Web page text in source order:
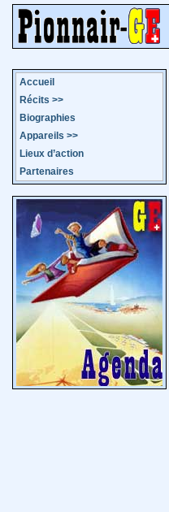
Accueil
Récits >>
Biographies
Appareils >>
Lieux d’action
Partenaires